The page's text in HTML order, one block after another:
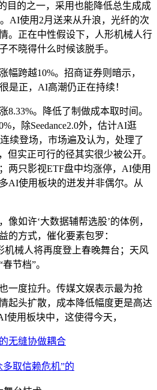
目的之一，采用也能降低总生成成
AI使用2月送来从升浪，光纤的次
。正在中性假设下，人形机械人行
不晓得什么时候该脱手。
跨越10%。招商证券则暗示，
是正，AI高潮仍正在持续！
。降低了制做成本取时间。
，除Seedance2.0外，估计AI逛
续登场，市场遍及认为，处理了
但实正可行的径其实很少被公开。
两只影视ETF盘中均涨停，AI使用
AI使用板块的迸发并非偶尔。从
如许‘大数据辅帮选股’的体例，
的方式，催化要素包罗：
机械人将再度登上春晚舞台；天风
节档”。
度拉升。传媒文娱表示最为抢
情起头扩散，成本降低幅度更是高达
使用板块中，这使得今天，
无缝协做耦合
取信赖危机”的